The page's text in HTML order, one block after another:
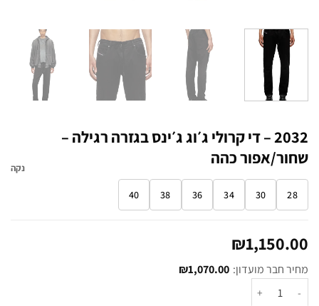
2032 – די קרולי ג׳וג ג׳ינס בגזרה רגילה –
שחור/אפור כהה
28
30
34
36
38
40
נקה
₪1,150.00
מחיר חבר מועדון: ₪1,070.00